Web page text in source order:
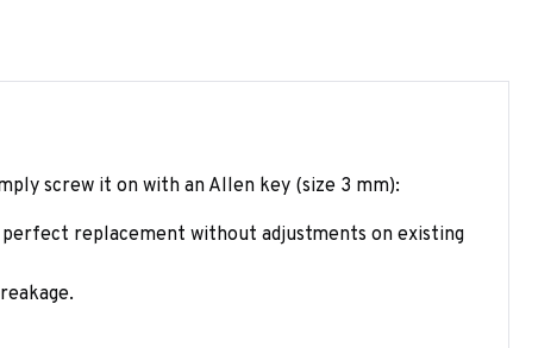
screw it on with an Allen key (size 3 mm):
replacement without adjustments on existing